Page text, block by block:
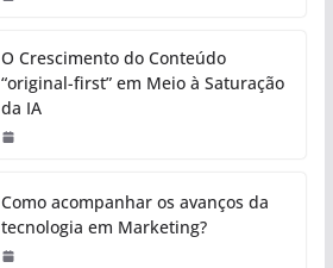
O Crescimento do Conteúdo
“original-first” em Meio à Saturação
da IA
Como acompanhar os avanços da
tecnologia em Marketing?